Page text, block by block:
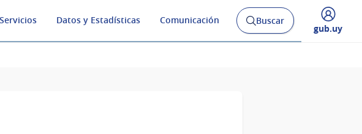
Datos y Estadísticas Comunicación
Abrir
buscador
Buscar
Desplegar
gub.uy